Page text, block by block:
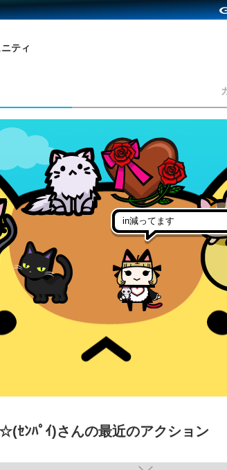
ティ
in減ってます
ｾﾝﾊﾟｲ)さんの最近のアクション